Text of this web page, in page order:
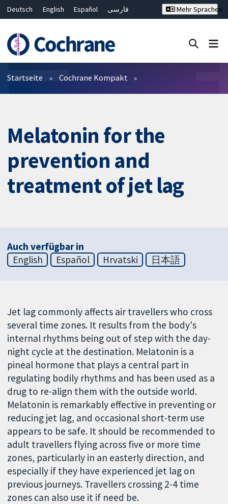
Deutsch English Español
فارسی
Bahasa Malaysia
ไทย
繁體中文
简体中文
Mehr Sprachen
Filter
Startseite Cochrane Kompakt
Melatonin for the
prevention and
treatment of jet lag
Auch verfügbar in
English
Español Hrvatski 日本語
Jet lag commonly affects air travellers who cross
several time zones. It results from the body's
internal rhythms being out of step with the day-
night cycle at the destination. Melatonin is a
pineal hormone that plays a central part in
regulating bodily rhythms and has been used as a
drug to re-align them with the outside world.
Melatonin is remarkably effective in preventing or
reducing jet lag, and occasional short-term use
appears to be safe. It should be recommended to
adult travellers flying across five or more time
zones, particularly in an easterly direction, and
especially if they have experienced jet lag on
previous journeys. Travellers crossing 2-4 time
zones can also use it if need be.